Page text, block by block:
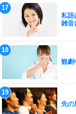
私語
雑音
観劇
先の